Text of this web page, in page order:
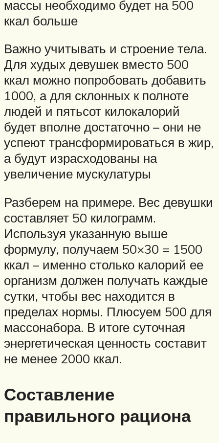
массы необходимо будет на 500
ккал больше
Важно учитывать и строение тела.
Для худых девушек вместо 500
ккал можно попробовать добавить
1000, а для склонных к полноте
людей и пятьсот килокалорий
будет вполне достаточно – они не
успеют трансформироваться в жир,
а будут израсходованы на
увеличение мускулатуры
Разберем на примере. Вес девушки
составляет 50 килограмм.
Используя указанную выше
формулу, получаем 50×30 = 1500
ккал – именно столько калорий ее
организм должен получать каждые
сутки, чтобы вес находится в
пределах нормы. Плюсуем 500 для
массонабора. В итоге суточная
энергетическая ценность составит
не менее 2000 ккал.
Составление
правильного рациона